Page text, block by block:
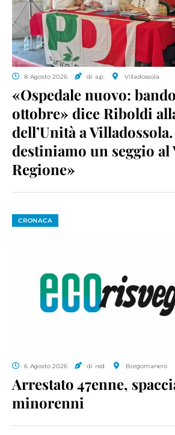
8 Agosto 2026 di a.p. Villadossola
«Ospedale nuovo:
ottobre» dice Riboldi
dell’Unità a
destiniamo un seggio al
Regione»
CRONACA
6 Agosto 2026 di red. Borgomanero
Arrestato 47enne,
minorenni